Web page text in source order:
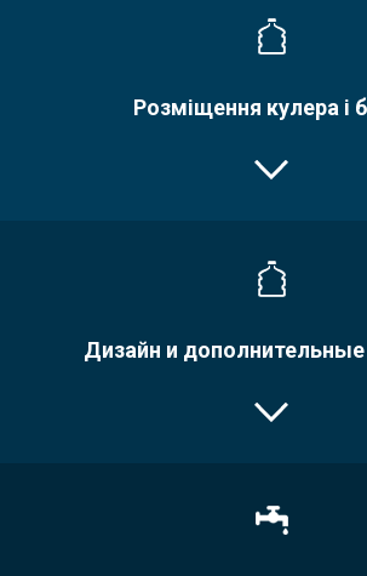
Розміщення кулера і
Дизайн и